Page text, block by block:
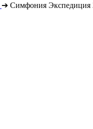
➔ Симфония Экспедиция